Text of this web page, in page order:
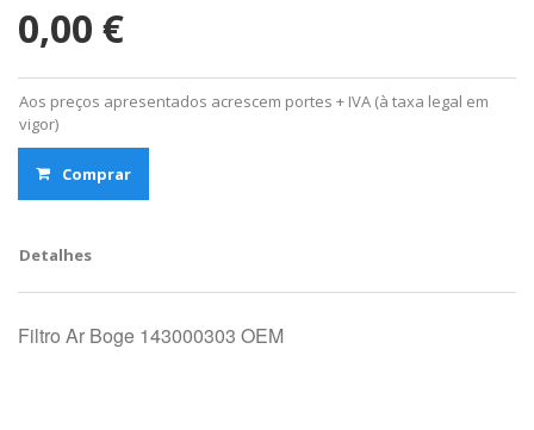
0,00 €
Aos preços apresentados acrescem portes + IVA (à taxa legal em
vigor)
Comprar
Detalhes
Filtro Ar Boge 143000303 OEM